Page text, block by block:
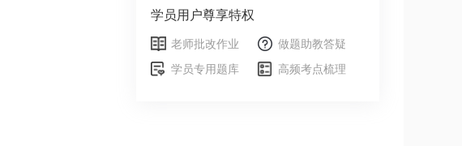
学员用户尊享特权
老师批改作业
做题助教答疑
学员专用题库
高频考点梳理